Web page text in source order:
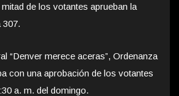
de los votantes aprueban la
307.
“Denver merece aceras”, Ordenanza
con una aprobación de los votantes
a. m. del domingo.